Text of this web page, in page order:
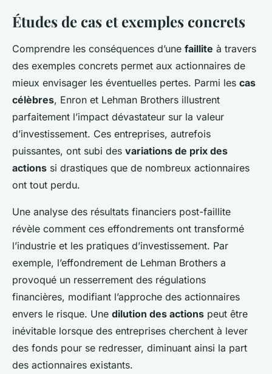
Études de cas et exemples concrets
Comprendre les conséquences d’une faillite à travers
des exemples concrets permet aux actionnaires de
mieux envisager les éventuelles pertes. Parmi les cas
célèbres, Enron et Lehman Brothers illustrent
parfaitement l’impact dévastateur sur la valeur
d’investissement. Ces entreprises, autrefois
puissantes, ont subi des variations de prix des
actions si drastiques que de nombreux actionnaires
ont tout perdu.
Une analyse des résultats financiers post-faillite
révèle comment ces effondrements ont transformé
l’industrie et les pratiques d’investissement. Par
exemple, l’effondrement de Lehman Brothers a
provoqué un resserrement des régulations
financières, modifiant l’approche des actionnaires
envers le risque. Une dilution des actions peut être
inévitable lorsque des entreprises cherchent à lever
des fonds pour se redresser, diminuant ainsi la part
des actionnaires existants.